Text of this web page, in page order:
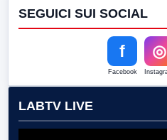
SEGUICI SUI SOCIAL
f
Facebook
◎
LABTV LIVE